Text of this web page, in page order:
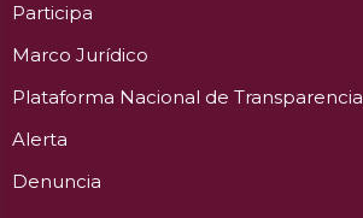
Participa
Marco Jurídico
Plataforma Nacional de Transparencia
Alerta
Denuncia